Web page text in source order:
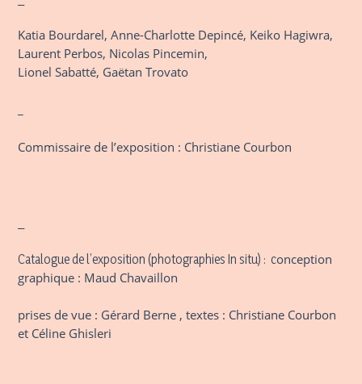
Katia Bourdarel, Anne-Charlotte Depincé, Keiko Hagiwra,
Laurent Perbos, Nicolas Pincemin,
Lionel Sabatté, Gaëtan Trovato
Commissaire de l’exposition : Christiane Courbon
Catalogue de l’exposition (photographies In situ) : conception
graphique : Maud Chavaillon
prises de vue : Gérard Berne , textes : Christiane Courbon
et Céline Ghisleri